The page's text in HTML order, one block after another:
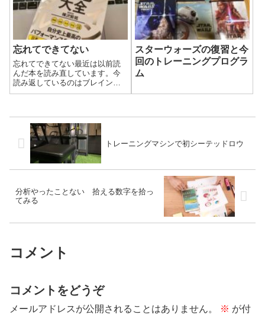
忘れてできてない
忘れてできてない最近は以前読
んだ本を読み直しています。今
読み返しているのはブレインメ
ンタル強化大全です。帯にも書
をつけたほうがいいのでしょう
か。著者のメルマ...
スターウォーズの復習と今
回のトレーニングプログラ
ム
トレーニングマシンで初シーテッドロウ
分析やったことない 拾える数字を拾っ
てみる
コメント
コメントをどうぞ
メールアドレスが公開されることはありません。 ※ が付